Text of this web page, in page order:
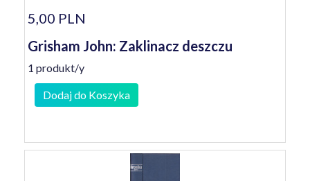
5,00 PLN
Grisham John: Zaklinacz deszczu
1 produkt/y
Dodaj do Koszyka